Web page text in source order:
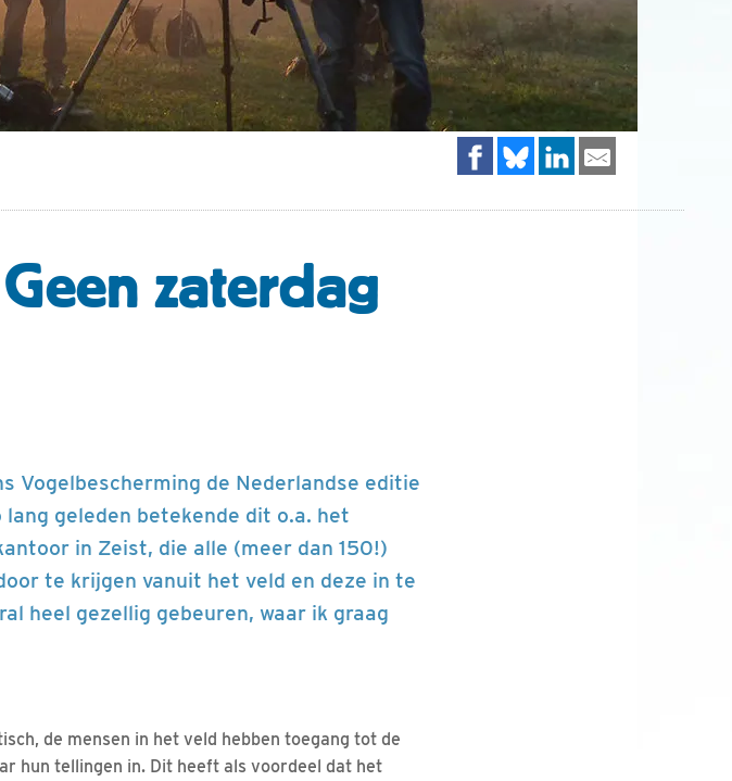
zaterdag
Vogelbescherming de Nederlandse editie
geleden betekende dit o.a. het
in Zeist, die alle (meer dan 150!)
te krijgen vanuit het veld en deze in te
heel gezellig gebeuren, waar ik graag
de mensen in het veld hebben toegang tot de
hun tellingen in. Dit heeft als voordeel dat het